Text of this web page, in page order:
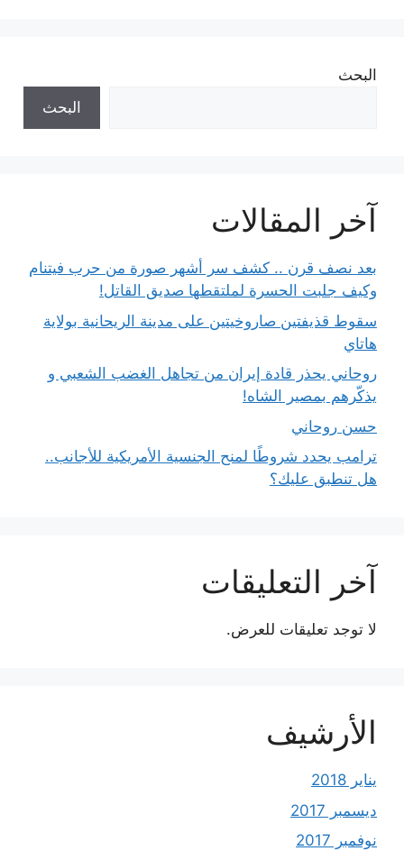
البحث
البحث
آخر المقالات
بعد نصف قرن .. كشف سر أشهر صورة من حرب فيتنام
وكيف جلبت الحسرة لملتقطها صديق القاتل!
سقوط قذيفتين صاروخيتين على مدينة الريحانية بولاية
هاتاي
روحاني يحذر قادة إيران من تجاهل الغضب الشعبي و
يذكّرهم بمصير الشاه!
حسن روحاني
ترامب يحدد شروطًا لمنح الجنسية الأمريكية للأجانب..
هل تنطبق عليك؟
آخر التعليقات
لا توجد تعليقات للعرض.
الأرشيف
يناير 2018
ديسمبر 2017
نوفمبر 2017